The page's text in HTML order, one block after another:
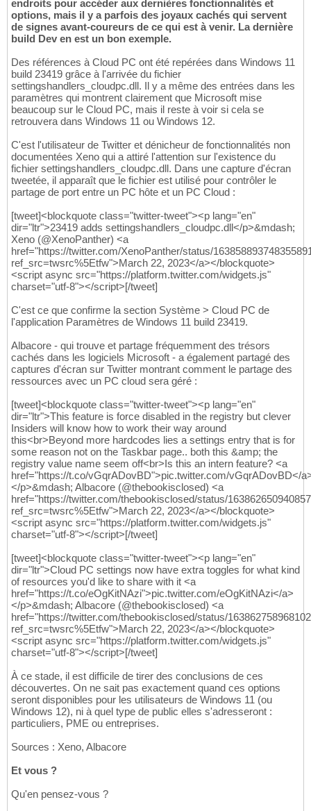
endroits pour accéder aux dernières fonctionnalités et
options, mais il y a parfois des joyaux cachés qui servent
de signes avant-coureurs de ce qui est à venir. La dernière
build Dev en est un bon exemple.
Des références à Cloud PC ont été repérées dans Windows 11
build 23419 grâce à l'arrivée du fichier
settingshandlers_cloudpc.dll. Il y a même des entrées dans les
paramètres qui montrent clairement que Microsoft mise
beaucoup sur le Cloud PC, mais il reste à voir si cela se
retrouvera dans Windows 11 ou Windows 12.
C'est l'utilisateur de Twitter et dénicheur de fonctionnalités non
documentées Xeno qui a attiré l'attention sur l'existence du
fichier settingshandlers_cloudpc.dll. Dans une capture d'écran
tweetée, il apparaît que le fichier est utilisé pour contrôler le
partage de port entre un PC hôte et un PC Cloud :
[tweet]<blockquote class="twitter-tweet"><p lang="en"
dir="ltr">23419 adds settingshandlers_cloudpc.dll</p>&mdash;
Xeno (@XenoPanther) <a
href="https://twitter.com/XenoPanther/status/
ref_src=twsrc%5Etfw">March 22, 2023</a></blockquote>
<script async src="https://platform.twitter.com/widgets.js"
charset="utf-8"></script>[/tweet]
C'est ce que confirme la section Système > Cloud PC de
l'application Paramètres de Windows 11 build 23419.
Albacore - qui trouve et partage fréquemment des trésors
cachés dans les logiciels Microsoft - a également partagé des
captures d'écran sur Twitter montrant comment le partage des
ressources avec un PC cloud sera géré :
[tweet]<blockquote class="twitter-tweet"><p lang="en"
dir="ltr">This feature is force disabled in the registry but clever
Insiders will know how to work their way around
this<br>Beyond more hardcodes lies a settings entry that is for
some reason not on the Taskbar page.. both this &amp; the
registry value name seem off<br>Is this an intern feature? <a
href="https://t.co/vGqrADovBD">pic.twitter.com/vGqrADovBD</
</p>&mdash; Albacore (@thebookisclosed) <a
href="https://twitter.com/thebookisclosed/status/
ref_src=twsrc%5Etfw">March 22, 2023</a></blockquote>
<script async src="https://platform.twitter.com/widgets.js"
charset="utf-8"></script>[/tweet]
[tweet]<blockquote class="twitter-tweet"><p lang="en"
dir="ltr">Cloud PC settings now have extra toggles for what kind
of resources you'd like to share with it <a
href="https://t.co/eOgKitNAzi">pic.twitter.com/eOgKitNAzi</a>
</p>&mdash; Albacore (@thebookisclosed) <a
href="https://twitter.com/thebookisclosed/status/
ref_src=twsrc%5Etfw">March 22, 2023</a></blockquote>
<script async src="https://platform.twitter.com/widgets.js"
charset="utf-8"></script>[/tweet]
À ce stade, il est difficile de tirer des conclusions de ces
découvertes. On ne sait pas exactement quand ces options
seront disponibles pour les utilisateurs de Windows 11 (ou
Windows 12), ni à quel type de public elles s'adresseront :
particuliers, PME ou entreprises.
Sources : Xeno, Albacore
Et vous ?
Qu'en pensez-vous ?